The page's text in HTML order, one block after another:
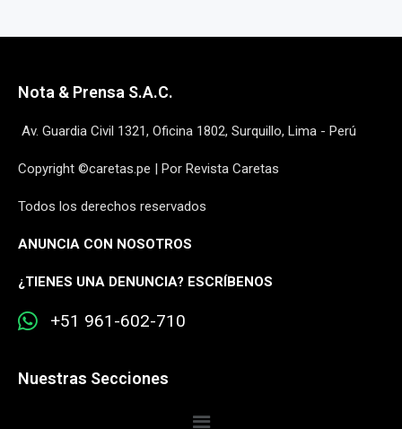
Nota & Prensa S.A.C.
Av. Guardia Civil 1321, Oficina 1802, Surquillo, Lima - Perú
Copyright ©caretas.pe | Por Revista Caretas
Todos los derechos reservados
ANUNCIA CON NOSOTROS
¿TIENES UNA DENUNCIA? ESCRÍBENOS
+51 961-602-710
Nuestras Secciones